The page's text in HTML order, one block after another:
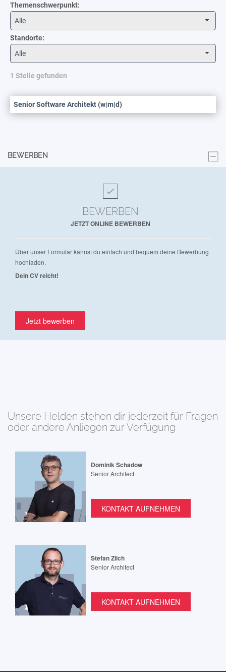
Themenschwerpunkt:
Alle
Standorte:
Alle
1 Stelle gefunden
Senior Software Architekt (w|m|d)
BEWERBEN
BEWERBEN
JETZT ONLINE BEWERBEN
Über unser Formular kannst du einfach und bequem deine Bewerbung
hochladen.
Dein CV reicht!
Jetzt bewerben
Unsere Helden stehen dir jederzeit für Fragen
oder andere Anliegen zur Verfügung
Dominik Schadow
Senior Architect
KONTAKT AUFNEHMEN
Stefan Zilch
Senior Architect
KONTAKT AUFNEHMEN